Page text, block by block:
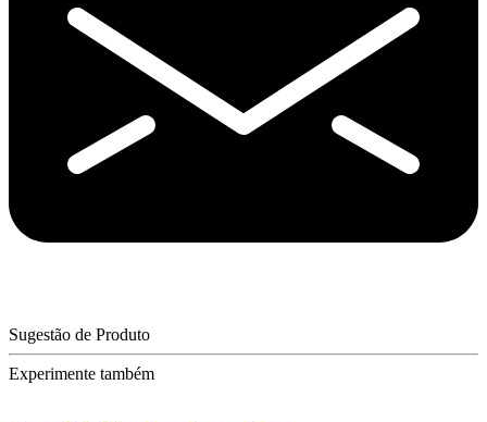
Sugestão de Produto
Experimente também